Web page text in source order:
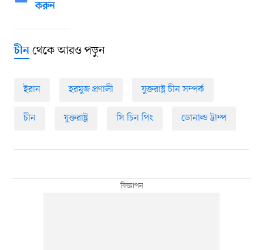
করুন
চীনথেকে আরও পড়ুন
ইরান হরমুজ প্রণালী যুক্তরাষ্ট্র চীন সম্পর্ক
চীন যুক্তরাষ্ট্র সি চিন পিং ডোনাল্ড ট্রাম্প